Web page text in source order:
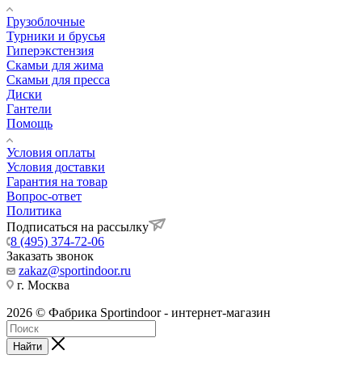
Грузоблочные
Турники и брусья
Гиперэкстензия
Скамьи для жима
Скамьи для пресса
Диски
Гантели
Помощь
Условия оплаты
Условия доставки
Гарантия на товар
Вопрос-ответ
Политика
Подписаться на рассылку
8 (495) 374-72-06
Заказать звонок
zakaz@sportindoor.ru
г. Москва
2026 © Фабрика Sportindoor - интернет-магазин
Найти